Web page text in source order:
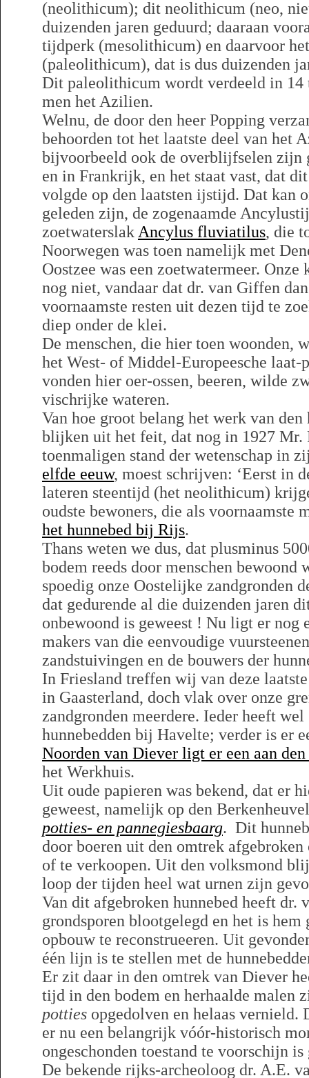
(neolithicum); dit neolithicum (neo,
duizenden jaren geduurd; daaraan
tijdperk (mesolithicum) en daarvoor
(paleolithicum), dat is dus duizenden
Dit paleolithicum wordt verdeeld in 14
men het Azilien.
Welnu, de door den heer Popping
behoorden tot het laatste deel van het
bijvoorbeeld ook de overblijfselen zijn
en in Frankrijk, en het staat vast, dat
volgde op den laatsten ijstijd. Dat kan
geleden zijn, de zogenaamde
zoetwaterslak Ancylus fluviatilus, die
Noorwegen was toen namelijk met
Oostzee was een zoetwatermeer.
nog niet, vandaar dat dr. van Giffen
voornaamste resten uit dezen tijd te
diep onder de klei.
De menschen, die hier toen woonden,
het West- of Middel-Europeesche
vonden hier oer-ossen, beeren, wilde
vischrijke wateren.
Van hoe groot belang het werk van
blijken uit het feit, dat nog in 1927 Mr.
toenmaligen stand der wetenschap in
elfde eeuw, moest schrijven: ‘Eerst in
lateren steentijd (het neolithicum)
oudste bewoners, die als voornaamste
het hunnebed bij Rijs.
Thans weten we dus, dat plusminus
bodem reeds door menschen bewoond
spoedig onze Oostelijke zandgronden
dat gedurende al die duizenden jaren
onbewoond is geweest ! Nu ligt er nog
makers van die eenvoudige
zandstuivingen en de bouwers der
In Friesland treffen wij van deze
in Gaasterland, doch vlak over onze
zandgronden meerdere. Ieder heeft
hunnebedden bij Havelte; verder is er
Noorden van Diever ligt er een aan
het Werkhuis.
Uit oude papieren was bekend, dat er
geweest, namelijk op den
potties- en pannegiesbaarg. Dit
door boeren uit den omtrek
of te verkoopen. Uit den volksmond
loop der tijden heel wat urnen zijn
Van dit afgebroken hunnebed heeft dr.
grondsporen blootgelegd en het is hem
opbouw te reconstrueeren. Uit
één lijn is te stellen met de
Er zit daar in den omtrek van Diever
tijd in den bodem en herhaalde malen
potties opgedolven en helaas vernield.
er nu een belangrijk vóór-historisch
ongeschonden toestand te voorschijn
De bekende rijks-archeoloog dr. A.E.